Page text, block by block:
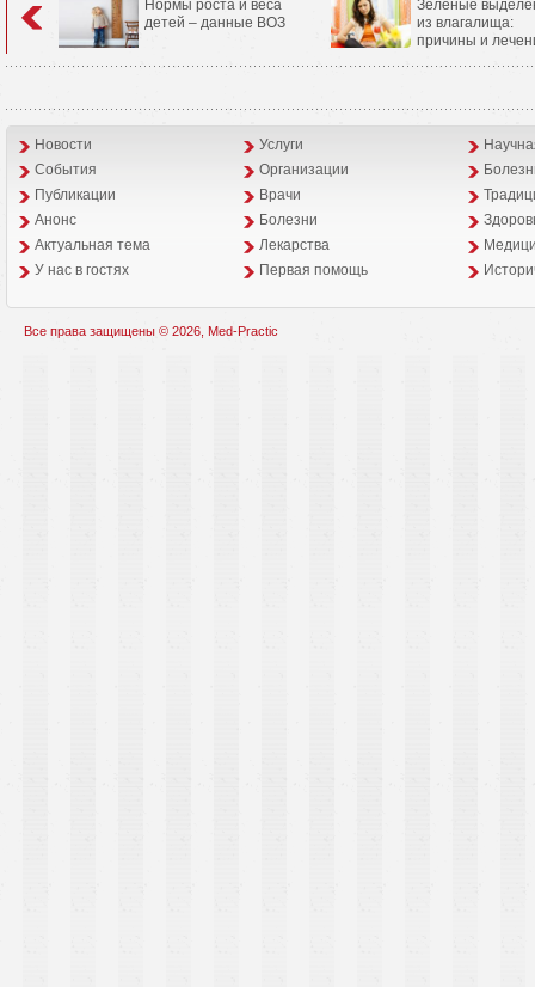
Нормы роста и веса
детей – данные ВОЗ
Зеленые
из влагалища:
причины и
Новости Услуги
События
Организации
Публикации
Врачи
Анонс
Болезни
Aктуальная тема
Лекарства
У нас в гостях
Первая помощь
Все права защищены © 2026, Med-Practic